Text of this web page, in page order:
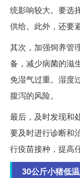
统影响较大。要选
供给。此外，还要
其次，加强饲养管
备，减少病菌的滋
免湿气过重。湿度
腹泻的风险。
最后，及时发现和
要及时进行诊断和
行疫苗接种，提高
30公斤小猪低